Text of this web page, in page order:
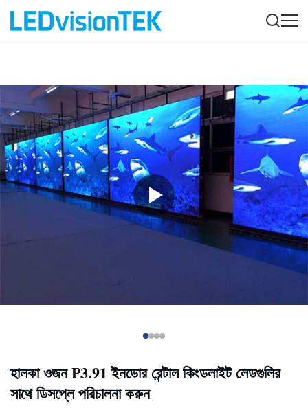
হালকা ওজন P3.91 ইনডোর রেন্টাল কিংডলাইট লেডগুলির
সাথে ডিসপ্লে পরিচালনা করুন